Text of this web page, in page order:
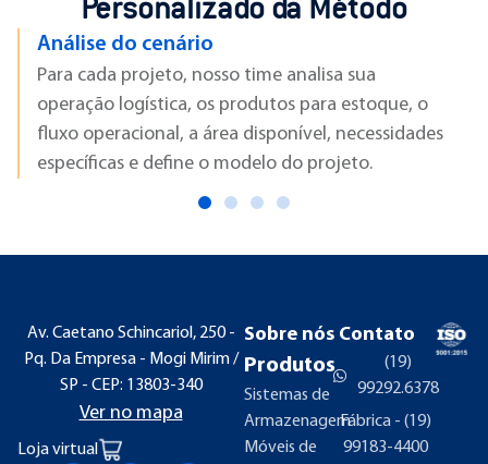
cenário
nosso time analisa sua
os produtos para estoque, o
a área disponível, necessidades
define o modelo do projeto.
Coletamos
essenciais
Av. Caetano Schincariol, 250 -
Pq. Da Empresa - Mogi Mirim /
SP - CEP: 13803-340
Ver no mapa
Loja virtual
Sobre nós
Produtos
Sistemas de
Armazenagem
Móveis de
Contato
(19)
99292.6378
Fábrica - (19)
99183-4400